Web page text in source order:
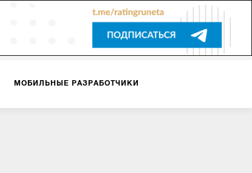
МОБИЛЬНЫЕ РАЗРАБОТЧИКИ